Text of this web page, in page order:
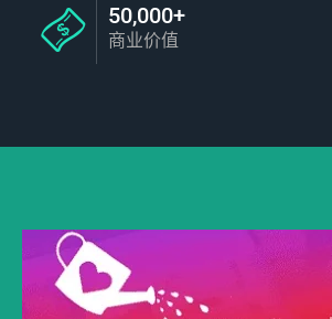
50,000+
商业价值